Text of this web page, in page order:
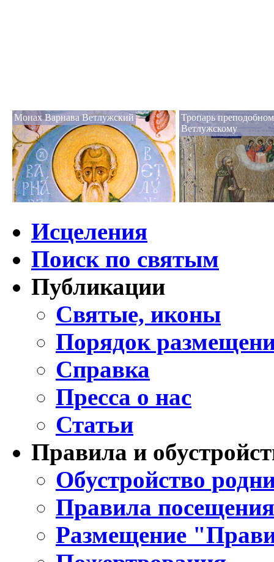
Монах Варнава Ветлужский
Тропарь
Ветлужскому
Исцеления
Поиск по святым
Публикации
Святые, иконы
Порядок
Справка
Пресса о нас
Статьи
Правила и
Обустройство
Правила
Размещение